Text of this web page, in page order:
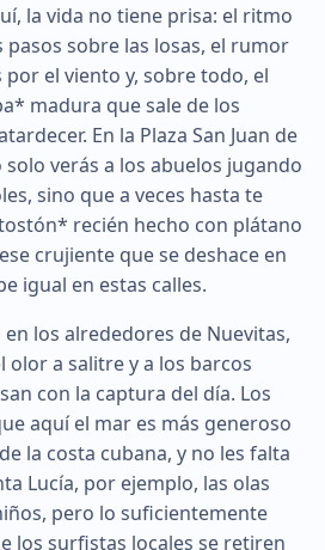
la vida no tiene prisa: el ritmo
pasos sobre las losas, el rumor
el viento y, sobre todo, el
madura que sale de los
En la Plaza San Juan de
verás a los abuelos jugando
sino que a veces hasta te
recién hecho con plátano
crujiente que se deshace en
igual en estas calles.
los alrededores de Nuevitas,
olor a salitre y a los barcos
con la captura del día. Los
aquí el mar es más generoso
la costa cubana, y no les falta
Lucía, por ejemplo, las olas
pero lo suficientemente
los surfistas locales se retiren